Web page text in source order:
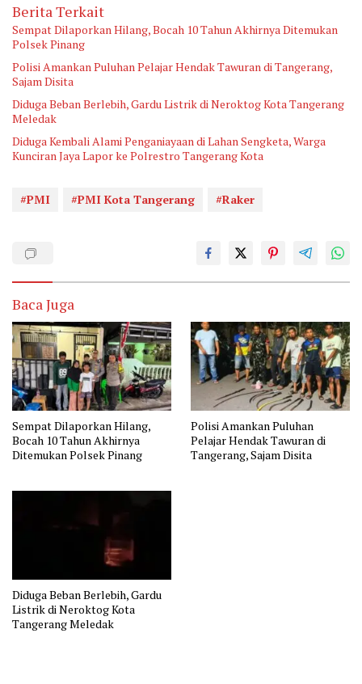
Berita Terkait
Sempat Dilaporkan Hilang, Bocah 10 Tahun Akhirnya Ditemukan
Polsek Pinang
Polisi Amankan Puluhan Pelajar Hendak Tawuran di Tangerang,
Sajam Disita
Diduga Beban Berlebih, Gardu Listrik di Neroktog Kota Tangerang
Meledak
Diduga Kembali Alami Penganiayaan di Lahan Sengketa, Warga
Kunciran Jaya Lapor ke Polrestro Tangerang Kota
#PMI #PMI Kota Tangerang #Raker
Baca Juga
Sempat Dilaporkan Hilang,
Bocah 10 Tahun Akhirnya
Ditemukan Polsek Pinang
Polisi Amankan Puluhan
Pelajar Hendak Tawuran di
Tangerang, Sajam Disita
Diduga Beban Berlebih, Gardu
Listrik di Neroktog Kota
Tangerang Meledak